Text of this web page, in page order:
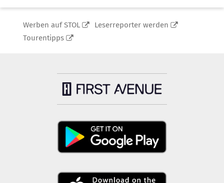
Werben auf STOL
Leserreporter werden
Tourentipps